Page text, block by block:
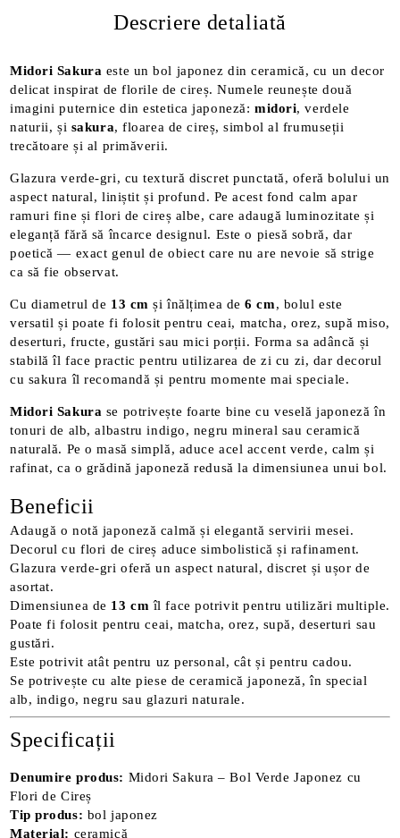
Descriere detaliată
Midori Sakura este un bol japonez din ceramică, cu un decor
delicat inspirat de florile de cireș. Numele reunește două
imagini puternice din estetica japoneză: midori, verdele
naturii, și sakura, floarea de cireș, simbol al frumuseții
trecătoare și al primăverii.
Glazura verde-gri, cu textură discret punctată, oferă bolului un
aspect natural, liniștit și profund. Pe acest fond calm apar
ramuri fine și flori de cireș albe, care adaugă luminozitate și
eleganță fără să încarce designul. Este o piesă sobră, dar
poetică — exact genul de obiect care nu are nevoie să strige
ca să fie observat.
Cu diametrul de 13 cm și înălțimea de6 cm, bolul este
versatil și poate fi folosit pentru ceai, matcha, orez, supă miso,
deserturi, fructe, gustări sau mici porții. Forma sa adâncă și
stabilă îl face practic pentru utilizarea de zi cu zi, dar decorul
cu sakura îl recomandă și pentru momente mai speciale.
Midori Sakura se potrivește foarte bine cu veselă japoneză în
tonuri de alb, albastru indigo, negru mineral sau ceramică
naturală. Pe o masă simplă, aduce acel accent verde, calm și
rafinat, ca o grădină japoneză redusă la dimensiunea unui bol.
Beneficii
Adaugă o notă japoneză calmă și elegantă servirii mesei.
Decorul cu flori de cireș aduce simbolistică și rafinament.
Glazura verde-gri oferă un aspect natural, discret și ușor de
asortat.
Dimensiunea de 13 cm îl face potrivit pentru utilizări multiple.
Poate fi folosit pentru ceai, matcha, orez, supă, deserturi sau
gustări.
Este potrivit atât pentru uz personal, cât și pentru cadou.
Se potrivește cu alte piese de ceramică japoneză, în special
alb, indigo, negru sau glazuri naturale.
Specificații
Denumire produs: Midori Sakura – Bol Verde Japonez cu
Flori de Cireș
Tip produs: bol japonez
Material: ceramică